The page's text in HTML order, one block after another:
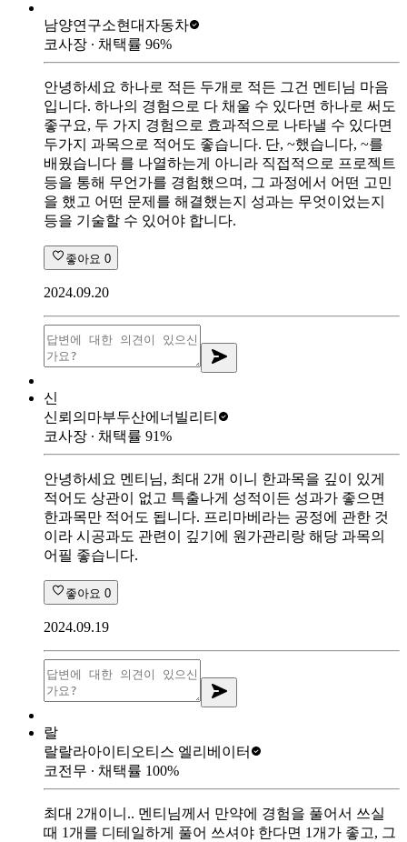
남양연구소현대자동차
코사장 ∙ 채택률 96%
안녕하세요 하나로 적든 두개로 적든 그건 멘티님 마음
입니다. 하나의 경험으로 다 채울 수 있다면 하나로 써도
좋구요, 두 가지 경험으로 효과적으로 나타낼 수 있다면
두가지 과목으로 적어도 좋습니다. 단, ~했습니다, ~를
배웠습니다 를 나열하는게 아니라 직접적으로 프로젝트
등을 통해 무언가를 경험했으며, 그 과정에서 어떤 고민
을 했고 어떤 문제를 해결했는지 성과는 무엇이었는지
등을 기술할 수 있어야 합니다.
좋아요 0
2024.09.20
신
신뢰의마부두산에너빌리티
코사장 ∙ 채택률 91%
안녕하세요 멘티님, 최대 2개 이니 한과목을 깊이 있게
적어도 상관이 없고 특출나게 성적이든 성과가 좋으면
한과목만 적어도 됩니다. 프리마베라는 공정에 관한 것
이라 시공과도 관련이 깊기에 원가관리랑 해당 과목의
어필 좋습니다.
좋아요 0
2024.09.19
랄
랄랄라아이티 오티스 엘리베이터
코전무 ∙ 채택률 100%
최대 2개이니.. 멘티님께서 만약에 경험을 풀어서 쓰실
때 1개를 디테일하게 풀어 쓰셔야 한다면 1개가 좋고, 그